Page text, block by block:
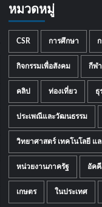
หมวดหมู่
CSR การศึกษา
กิจกรรมเพื่อสังคม กีฬ
คลิป ท่องเที่ยว ธุ
ประเพณีและวัฒนธรรม
วิทยาศาสตร์ เทคโนโลยี แ
หน่วยงานภาครัฐ อัค
เกษตร ในประเทศ